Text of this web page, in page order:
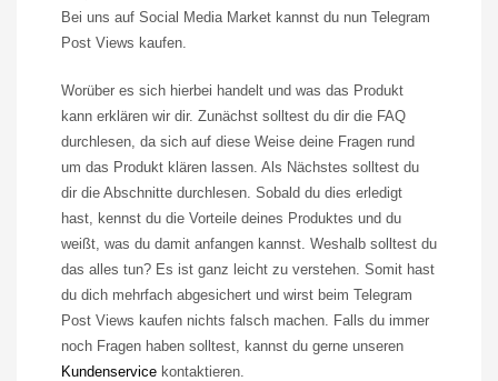
Bei uns auf Social Media Market kannst du nun Telegram
Post Views kaufen.
Worüber es sich hierbei handelt und was das Produkt
kann erklären wir dir. Zunächst solltest du dir die FAQ
durchlesen, da sich auf diese Weise deine Fragen rund
um das Produkt klären lassen. Als Nächstes solltest du
dir die Abschnitte durchlesen. Sobald du dies erledigt
hast, kennst du die Vorteile deines Produktes und du
weißt, was du damit anfangen kannst. Weshalb solltest du
das alles tun? Es ist ganz leicht zu verstehen. Somit hast
du dich mehrfach abgesichert und wirst beim Telegram
Post Views kaufen nichts falsch machen. Falls du immer
noch Fragen haben solltest, kannst du gerne unseren
Kundenservice kontaktieren.